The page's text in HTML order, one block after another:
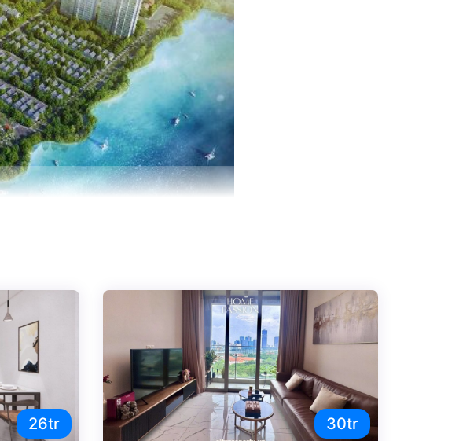
và tỉ mỉ từng chi tiết nhỏ nhất cho tới những tiện ích đạt chuẩn 5*.
26tr 30tr